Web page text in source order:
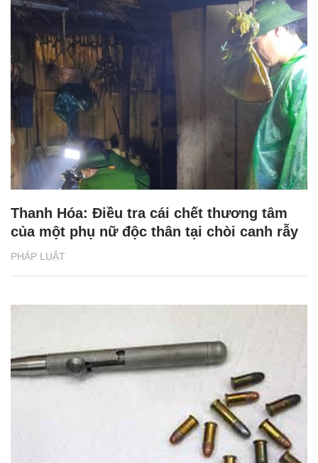
PHÁP LUẬT
Thanh Hóa: Điều tra cái chết thương tâm
của một phụ nữ độc thân tại chòi canh rẫy